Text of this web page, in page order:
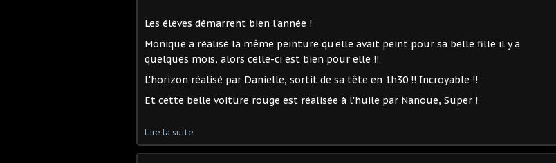
Les élèves démarrent bien l'année !
Monique a réalisé la même peinture qu'elle avait peint pour sa belle fille il y a
quelques mois, alors celle-ci est bien pour elle !!
L'horizon réalisé par Danielle, sortit de sa tête en 1h30 !! Incroyable !!
Et cette belle voiture rouge est réalisée à l'huile par Nanoue, Super !
Lire la suite